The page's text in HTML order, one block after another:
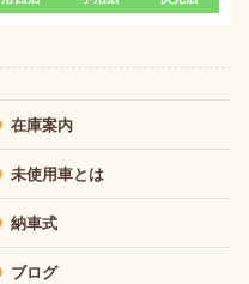
在庫案内
未使用車とは
納車式
ブログ